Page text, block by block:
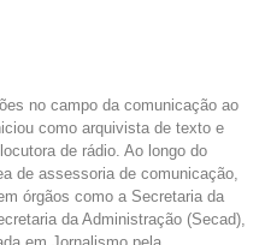
no campo da comunicação ao
como arquivista de texto e
de rádio. Ao longo do
de assessoria de comunicação,
órgãos como a Secretaria da
da Administração (Secad),